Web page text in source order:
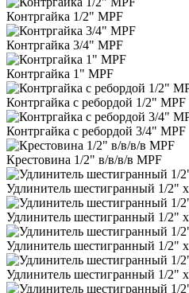
Контргайка 1/2" MPF
Контргайка 3/4" MPF
Контргайка 1" MPF
Контргайка с ребордой 1/2" MPF
Контргайка с ребордой 3/4" MPF
Крестовина 1/2" в/в/в/в MPF
Удлинитель шестигранный 1/2"
Удлинитель шестигранный 1/2"
Удлинитель шестигранный 1/2"
Удлинитель шестигранный 1/2"